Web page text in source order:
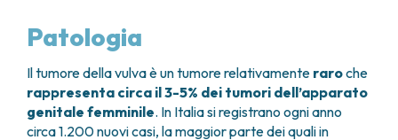
TUMORI TIROIDE E GHIANDOLE ENDOCRINE
APPARATO GENITALE-RIPRODUTTIVO
ENDOMETRIOSI
FIBROMI UTERINI
TUMORE CERVICE UTERINA
ANESTESIA E RIANIMAZIONE
BREAST UNIT
CENTRO PER I TUMORI DELL’OVAIO
CHIRURGIA ONCOLOGICA
CHIRURGIA PLASTICA RICOSTRUTTIVA
OSPITALITÀ SOLIDALE
ASSISTENTE SOCIALE
CANDIOLO CARES
I VOLONTARI
DOCUMENTI UTILI
LISTE D’ATTESA
LABORATORI
GENOMICS CENTRE
PROGETTI INTERNAZIONALI
PROGETTI NAZIONALI
RICERCA ONCOLOGICA
SOSTIENI LA RICERCA PRENOTA
Patologia
Il tumore della vulva è un tumore relativamente raroche
rappresenta circa il 3-5% dei tumori dell’apparato
genitale femminile. In Italia si registrano ogni anno
circa 1.200 nuovi casi, la maggior parte dei quali in